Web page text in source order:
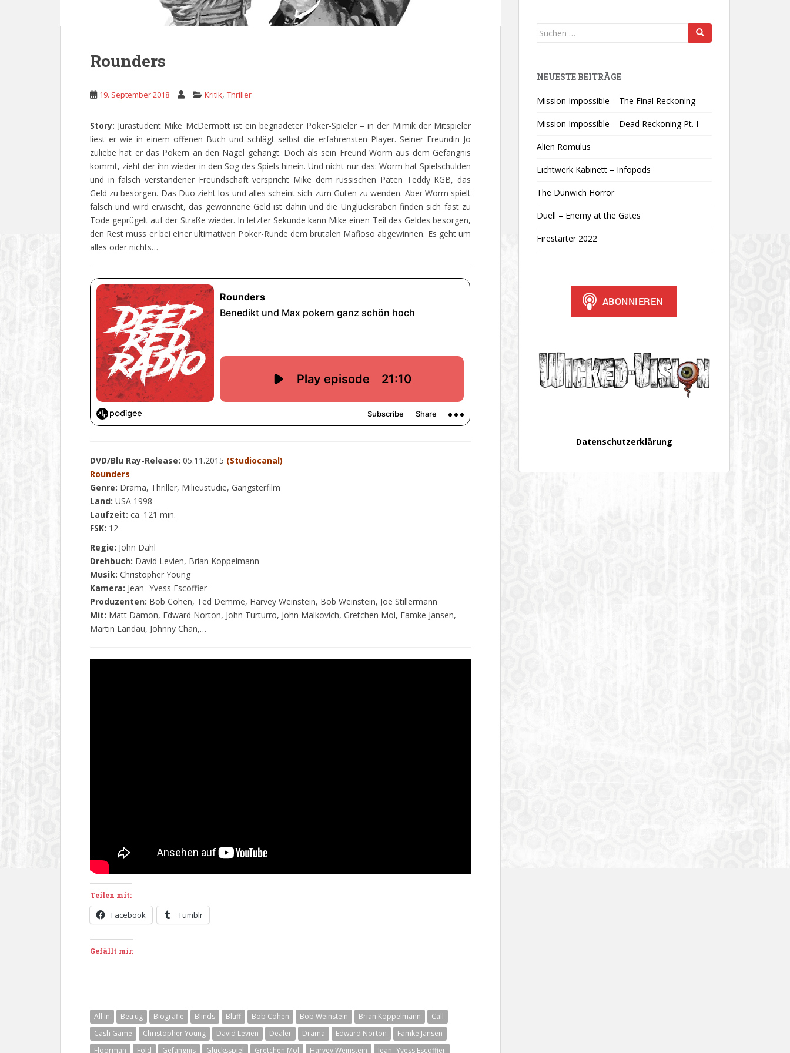
Rounders
19. September 2018 Kritik, Thriller
Story: Jurastudent Mike McDermott ist ein begnadeter Poker-Spieler – in der Mimik der Mitspieler
liest er wie in einem offenen Buch und schlägt selbst die erfahrensten Player. Seiner Freundin Jo
zuliebe hat er das Pokern an den Nagel gehängt. Doch als sein Freund Worm aus dem Gefängnis
kommt, zieht der ihn wieder in den Sog des Spiels hinein. Und nicht nur das: Worm hat Spielschulden
und in falsch verstandener Freundschaft verspricht Mike dem russischen Paten Teddy KGB, das
Geld zu besorgen. Das Duo zieht los und alles scheint sich zum Guten zu wenden. Aber Worm spielt
falsch und wird erwischt, das gewonnene Geld ist dahin und die Unglücksraben finden sich fast zu
Tode geprügelt auf der Straße wieder. In letzter Sekunde kann Mike einen Teil des Geldes besorgen,
den Rest muss er bei einer ultimativen Poker-Runde dem brutalen Mafioso abgewinnen. Es geht um
alles oder nichts…
DVD/Blu Ray-Release: 05.11.2015 (Studiocanal)
Rounders
Genre: Drama, Thriller, Milieustudie, Gangsterfilm
Land: USA 1998
Laufzeit: ca. 121 min.
FSK: 12
Regie: John Dahl
Drehbuch: David Levien, Brian Koppelmann
Musik: Christopher Young
Kamera: Jean- Yvess Escoffier
Produzenten: Bob Cohen, Ted Demme, Harvey Weinstein, Bob Weinstein, Joe Stillermann
Mit: Matt Damon, Edward Norton, John Turturro, John Malkovich, Gretchen Mol, Famke Jansen,
Martin Landau, Johnny Chan,…
Teilen mit:
Facebook Tumblr
Gefällt mir:
All In Betrug Biografie Blinds Bluff Bob Cohen Bob Weinstein Brian Koppelmann
Call
Cash Game
Christopher Young David Levien Dealer Drama Edward Norton
Famke Jansen
Floorman
Fold Gefängnis Glücksspiel Gretchen Mol Harvey Weinstein
Jean- Yvess Escoffier
Suchen
NEUESTE BEITRÄGE
Mission Impossible – The Final Reckoning
Mission Impossible – Dead Reckoning Pt. I
Alien Romulus
Lichtwerk Kabinett – Infopods
The Dunwich Horror
Duell – Enemy at the Gates
Firestarter 2022
Datenschutzerklärung